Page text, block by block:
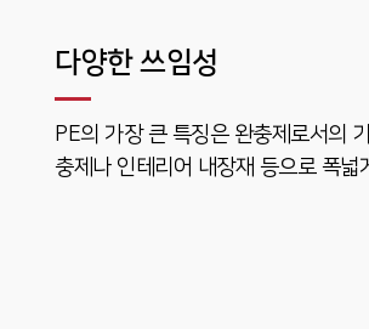
다양한 쓰임성
PE의 가장 큰 특징은 완충제로서의
충제나 인테리어 내장재 등으로 폭넓